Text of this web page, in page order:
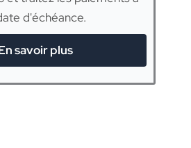
d'échéance.
savoir plus